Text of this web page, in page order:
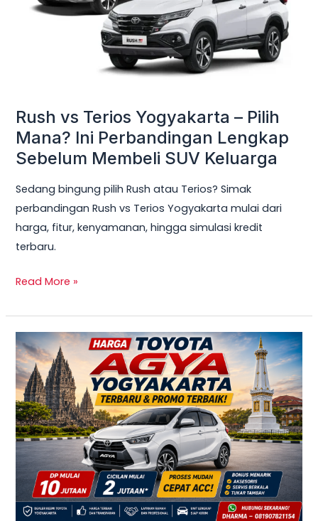
Rush vs Terios Yogyakarta – Pilih
Mana? Ini Perbandingan Lengkap
Sebelum Membeli SUV Keluarga
Sedang bingung pilih Rush atau Terios? Simak
perbandingan Rush vs Terios Yogyakarta mulai dari
harga, fitur, kenyamanan, hingga simulasi kredit
terbaru.
Pilih
Membeli
SUV
Keluarga
Read More »
TERBARU!
Harga
Agya
Yogyakarta
–
Promo
DP
Ringan
Cicilan